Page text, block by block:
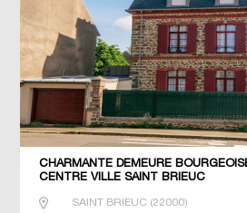
CHARMANTE DEMEURE
CENTRE VILLE SAINT BRIEUC
SAINT BRIEUC(22000)